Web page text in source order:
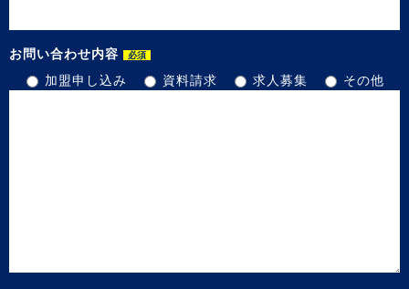
お問い合わせ内容 必須
加盟申し込み 資料請求 求人募集 その他